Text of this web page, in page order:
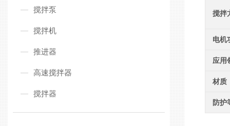
搅拌泵
搅拌机
推进器
高速搅拌器
搅拌器
搅拌
电机
应用
材质
防护